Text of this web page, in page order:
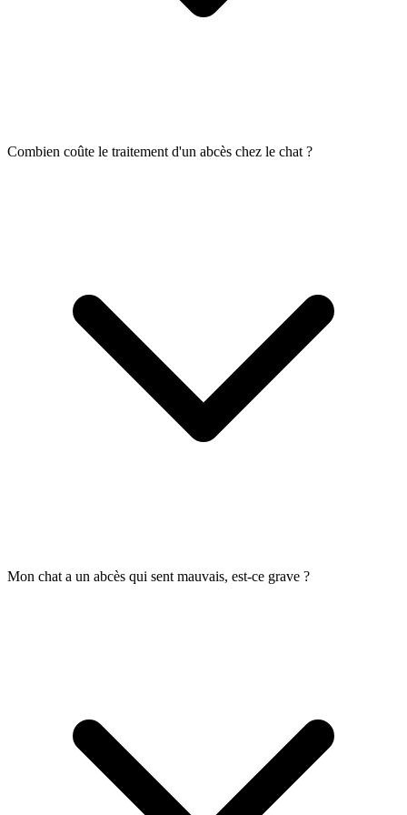
Combien coûte le traitement d'un abcès chez le chat ?
Mon chat a un abcès qui sent mauvais, est-ce grave ?